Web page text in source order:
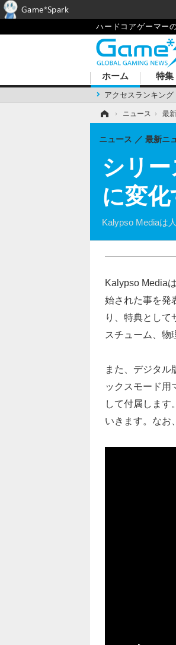
ハードコアゲーマー
ホーム
アクセスランキング
特集
› ニュース › 最
シリ
に変
Kalypso Mediaは
ニュース 最新ニ
Kalypso Media
始された事を発
り、特典として
スチューム、物
また、デジタル
ックスモード用
して付属します
いきます。なお
Game*Spark